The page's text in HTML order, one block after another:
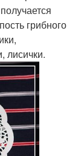
грибного
лисички.